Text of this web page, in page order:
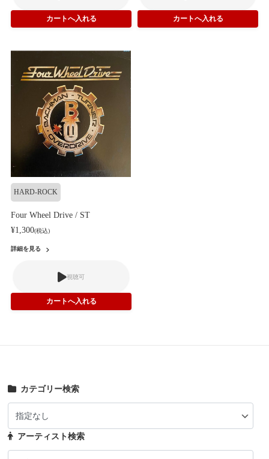
HARD-ROCK
Four Wheel Drive / ST
¥1,300(税込)
詳細を見る
視聴可
カテゴリー検索
アーティスト検索